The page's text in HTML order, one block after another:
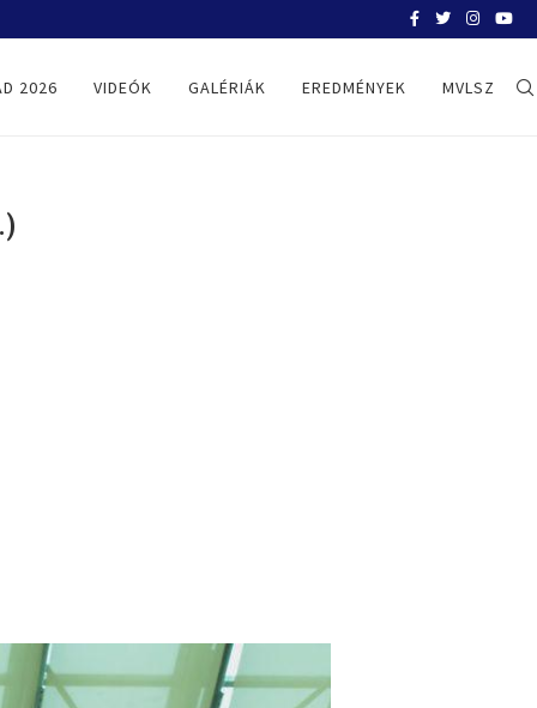
2026 VIDEÓK GALÉRIÁK EREDMÉNYEK MVLSZ